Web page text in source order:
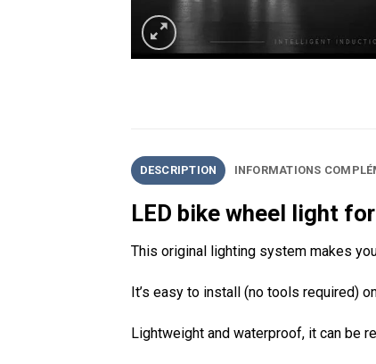
DESCRIPTION INFORMATIONS
LED bike wheel light
This original lighting system makes
It’s easy to install (no tools required)
Lightweight and waterproof, it can be